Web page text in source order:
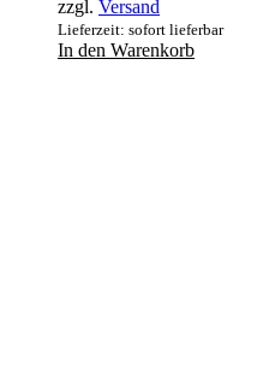
zzgl. Versand
Lieferzeit: sofort lieferbar
In den Warenkorb